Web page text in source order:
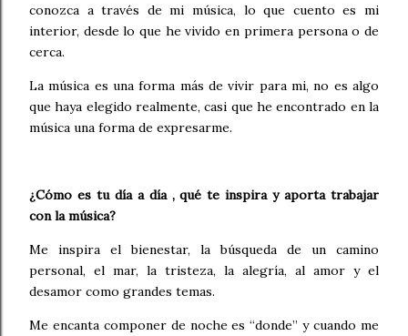
conozca a través de mi música, lo que cuento es mi
interior, desde lo que he vivido en primera persona o de
cerca.
La música es una forma más de vivir para mi, no es algo
que haya elegido realmente, casi que he encontrado en la
música una forma de expresarme.
¿Cómo es tu día a día , qué te inspira y aporta trabajar
con la música?
Me inspira el bienestar, la búsqueda de un camino
personal, el mar, la tristeza, la alegría, al amor y el
desamor como grandes temas.
Me encanta componer de noche es “donde” y cuando me